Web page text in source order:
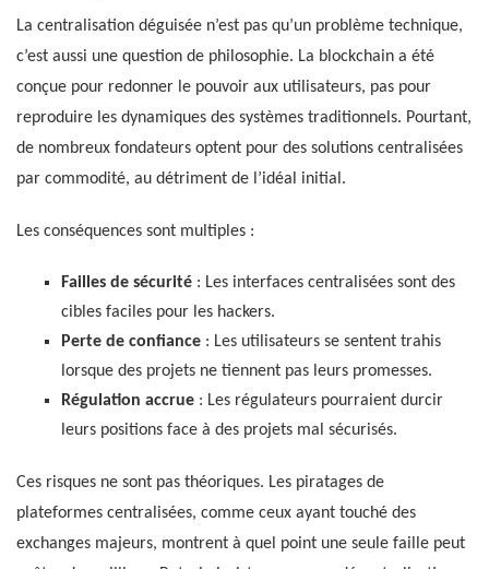
La centralisation déguisée n’est pas qu’un problème technique,
c’est aussi une question de philosophie. La blockchain a été
conçue pour redonner le pouvoir aux utilisateurs, pas pour
reproduire les dynamiques des systèmes traditionnels. Pourtant,
de nombreux fondateurs optent pour des solutions centralisées
par commodité, au détriment de l’idéal initial.
Les conséquences sont multiples :
Failles de sécurité: Les interfaces centralisées sont des
cibles faciles pour les hackers.
Perte de confiance: Les utilisateurs se sentent trahis
lorsque des projets ne tiennent pas leurs promesses.
Régulation accrue: Les régulateurs pourraient durcir
leurs positions face à des projets mal sécurisés.
Ces risques ne sont pas théoriques. Les piratages de
plateformes centralisées, comme ceux ayant touché des
exchanges majeurs, montrent à quel point une seule faille peut